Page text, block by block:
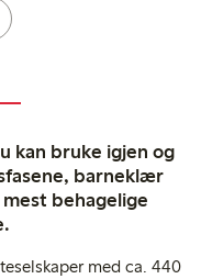
kan bruke igjen og
barneklær
behagelige
med ca. 440